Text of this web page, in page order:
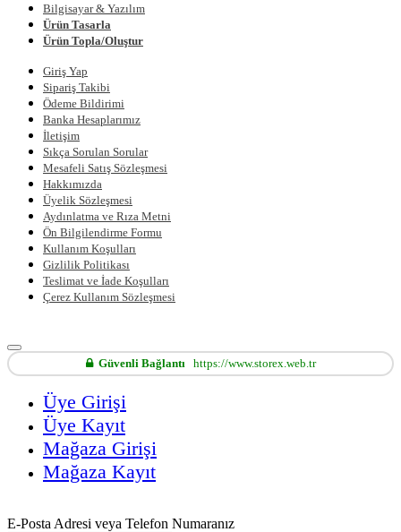
Bilgisayar & Yazılım
Ürün Tasarla
Ürün Topla/Oluştur
Giriş Yap
Sipariş Takibi
Ödeme Bildirimi
Banka Hesaplarımız
İletişim
Sıkça Sorulan Sorular
Mesafeli Satış Sözleşmesi
Hakkımızda
Üyelik Sözleşmesi
Aydınlatma ve Rıza Metni
Ön Bilgilendirme Formu
Kullanım Koşulları
Gizlilik Politikası
Teslimat ve İade Koşulları
Çerez Kullanım Sözleşmesi
Güvenli Bağlantı https://www.storex.web.tr
Üye Girişi
Üye Kayıt
Mağaza Girişi
Mağaza Kayıt
E-Posta Adresi veya Telefon Numaranız